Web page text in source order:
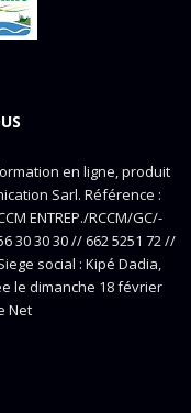
en ligne, produit
Sarl. Référence :
ENTREP./RCCM/GC/-
30 30 30 // 662 5251 72 //
social : Kipé Dadia,
le dimanche 18 février
Net